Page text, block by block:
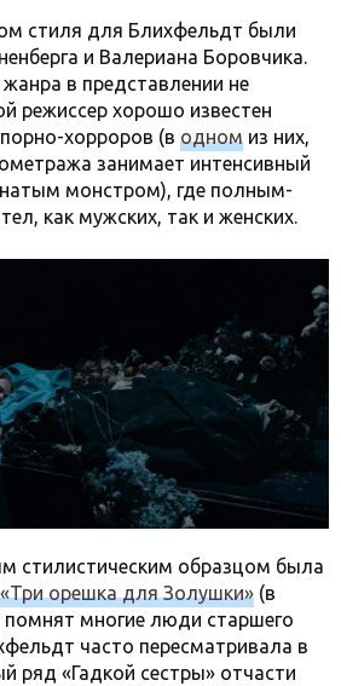
стиля для Блихфельдт были
и Валериана Боровчика.
в представлении не
режиссер хорошо известен
хорроров (в одном из них,
занимает интенсивный
монстром), где полным-
как мужских, так и женских.
стилистическим образцом была
«Три орешка для Золушки» (в
помнят многие люди старшего
часто пересматривала в
ряд «Гадкой сестры» отчасти